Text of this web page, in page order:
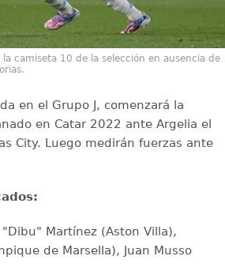
camiseta 10 de la selección en ausencia de
en el Grupo J, comenzará la
en Catar 2022 ante Argelia el
City. Luego medirán fuerzas ante
"Dibu" Martínez (Aston Villa),
de Marsella), Juan Musso